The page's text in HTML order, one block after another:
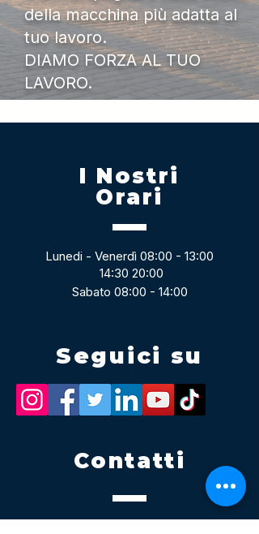
della macchina più adatta al
tuo lavoro.
DIAMO FORZA AL TUO
LAVORO.
I Nostri
Orari
Lunedi - Venerdì 08:00 - 13:00
14:30 20:00
Sabato 08:00 - 14:00
Seguici su
Contatti